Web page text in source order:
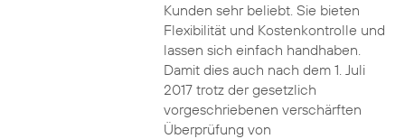
Kunden sehr beliebt. Sie bieten
Flexibilität und Kostenkontrolle und
lassen sich einfach handhaben.
Damit dies auch nach dem 1. Juli
2017 trotz der gesetzlich
vorgeschriebenen verschärften
Überprüfung von